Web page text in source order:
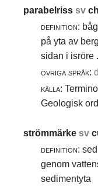
parabelrisssv
definition:
på yta av
sidan i isröre
övriga språk:
källa:
Geologisk
strömmärkesv
definition:
genom
sedimentyta